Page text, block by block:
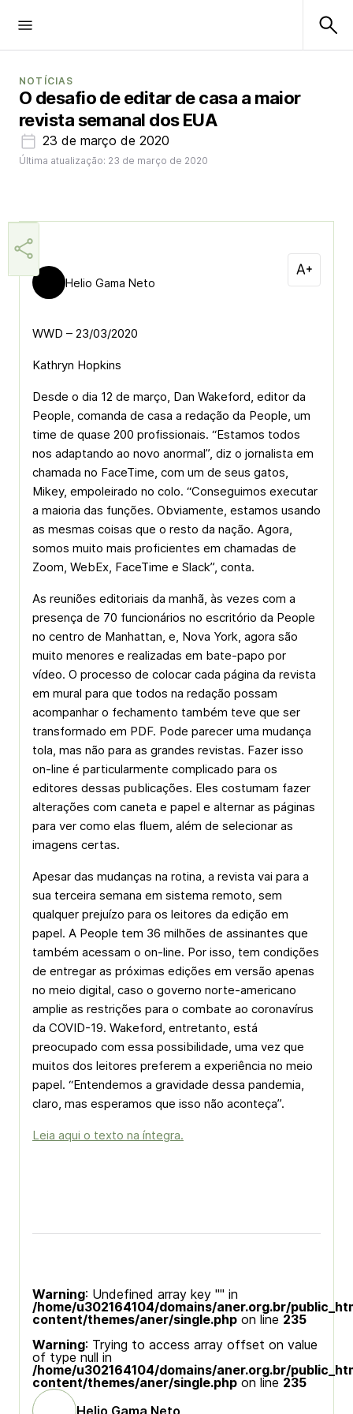
NOTÍCIAS
O desafio de editar de casa a maior
revista semanal dos EUA
23 de março de 2020
Última atualização: 23 de março de 2020
Helio Gama Neto
WWD – 23/03/2020
Kathryn Hopkins
Desde o dia 12 de março, Dan Wakeford, editor da
People, comanda de casa a redação da People, um
time de quase 200 profissionais. “Estamos todos
nos adaptando ao novo anormal”, diz o jornalista em
chamada no FaceTime, com um de seus gatos,
Mikey, empoleirado no colo. “Conseguimos executar
a maioria das funções. Obviamente, estamos usando
as mesmas coisas que o resto da nação. Agora,
somos muito mais proficientes em chamadas de
Zoom, WebEx, FaceTime e Slack”, conta.
As reuniões editoriais da manhã, às vezes com a
presença de 70 funcionários no escritório da People
no centro de Manhattan, e, Nova York, agora são
muito menores e realizadas em bate-papo por
vídeo. O processo de colocar cada página da revista
em mural para que todos na redação possam
acompanhar o fechamento também teve que ser
transformado em PDF. Pode parecer uma mudança
tola, mas não para as grandes revistas. Fazer isso
on-line é particularmente complicado para os
editores dessas publicações. Eles costumam fazer
alterações com caneta e papel e alternar as páginas
para ver como elas fluem, além de selecionar as
imagens certas.
Apesar das mudanças na rotina, a revista vai para a
sua terceira semana em sistema remoto, sem
qualquer prejuízo para os leitores da edição em
papel. A People tem 36 milhões de assinantes que
também acessam o on-line. Por isso, tem condições
de entregar as próximas edições em versão apenas
no meio digital, caso o governo norte-americano
amplie as restrições para o combate ao coronavírus
da COVID-19. Wakeford, entretanto, está
preocupado com essa possibilidade, uma vez que
muitos dos leitores preferem a experiência no meio
papel. “Entendemos a gravidade dessa pandemia,
claro, mas esperamos que isso não aconteça”.
Leia aqui o texto na íntegra.
Warning: Undefined array key "" in
/home/u302164104/domains/aner.org.br/
content/themes/aner/single.php on line 235
Warning: Trying to access array offset on value
of type null in
/home/u302164104/domains/aner.org.br/
content/themes/aner/single.php on line 235
Helio Gama Neto